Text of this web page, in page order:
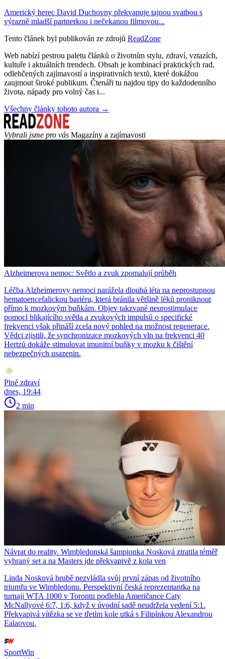
Americký herec David Duchovny překvapuje tajnou svatbou s
výrazně mladší partnerkou i nečekanou filmovou...
Tento článek byl publikován ze zdrojů ReadZone
Web nabízí pestrou paletu článků o životním stylu, zdraví, vztazích,
kultuře i aktuálních trendech. Obsah je kombinací praktických rad,
odlehčených zajímavostí a inspirativních textů, které dokážou
zaujmout široké publikum. Čtenáři tu najdou tipy do každodenního
života, nápady pro volný čas i...
Všechny články tohoto autora →
Vybrali jsme pro vás Magazíny a zajímavosti
Alzheimerova nemoc: Světlo a zvuk zpomalují průběh
Léčba Alzheimerovy nemoci narážela dlouhá léta na neprostupnou
hematoencefalickou bariéru, která bránila většině léků proniknout
přímo k mozkovým buňkám. Objev takzvané neurostimulace
pomocí blikajícího světla a zvukových impulsů o specifické
frekvenci však přináší zcela nový pohled na možnost regenerace.
Vědci zjistili, že synchronizace mozkových vln na frekvenci 40
Hertzů dokáže stimulovat imunitní buňky v mozku k čištění
nebezpečných usazenin.
Plné zdraví
dnes, 19:44
2 min
Návrat do reality. Wimbledonská šampionka Nosková ztratila téměř
vyhraný set a na Masters jde překvapivě z kola ven
Linda Nosková hrubě nezvládla svůj první zápas od životního
triumfu ve Wimbledonu. Perspektivní česká reprezentantka na
turnaji WTA 1000 v Torontu podlehla Američance Caty
McNallyové 6:7, 1:6, když v úvodní sadě neudržela vedení 5:1.
Překvapivá vítězka se ve třetím kole utká s Filipínkou Alexandrou
Ealaovou.
SportWin